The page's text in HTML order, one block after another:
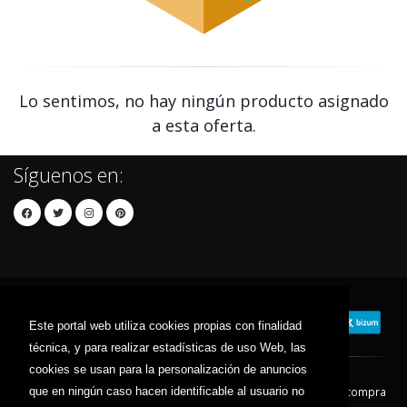
Este portal web utiliza cookies propias con finalidad
técnica, y para realizar estadísticas de uso Web, las
cookies se usan para la personalización de anuncios
que en ningún caso hacen identificable al usuario no
Lo sentimos, no hay ningún producto asignado
a esta oferta.
Síguenos en:
Contacto Aviso Legal
Condiciones de compra